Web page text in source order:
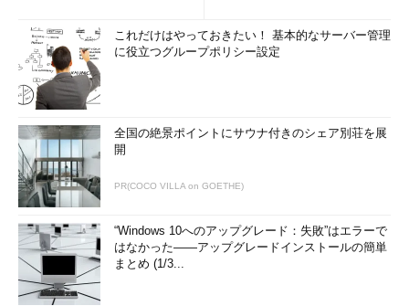
これだけはやっておきたい！ 基本的なサーバー管理
に役立つグループポリシー設定
全国の絶景ポイントにサウナ付きのシェア別荘を展
開
PR(COCO VILLA on GOETHE)
“Windows 10へのアップグレード：失敗”はエラーで
はなかった――アップグレードインストールの簡単
まとめ (1/3...